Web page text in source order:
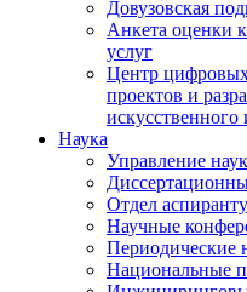
Довузовская
Анкета оценки
услуг
Центр цифровых
проектов и
искусственного
Наука
Управление
Отдел
Научные
Периодические
Национальные